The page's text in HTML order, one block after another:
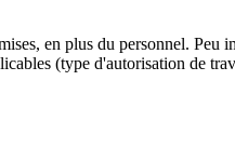
en plus du personnel. Peu
(type d'autorisation de